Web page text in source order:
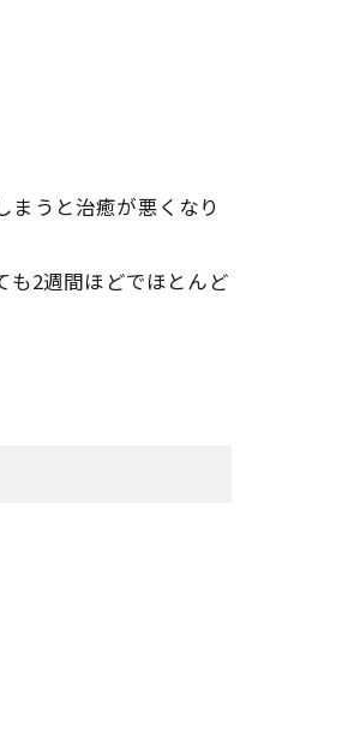
うと治癒が悪くなり
も2週間ほどでほとんど